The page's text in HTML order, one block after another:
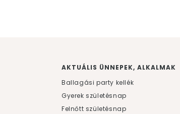
AKTUÁLIS ÜNNEPEK, ALKALMAK
Ballagási party kellék
Gyerek születésnap
Felnőtt születésnap